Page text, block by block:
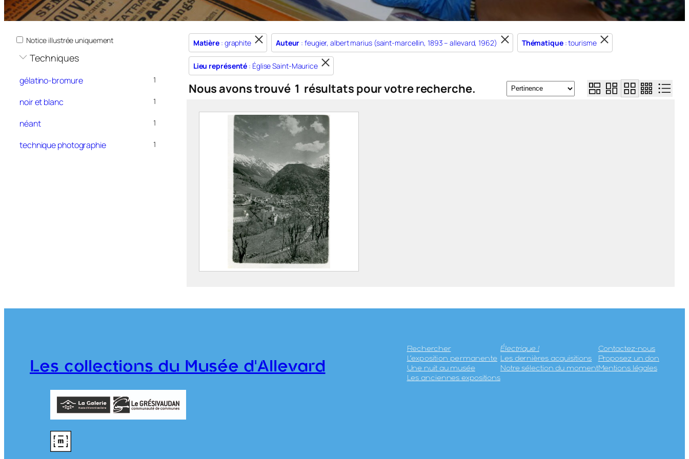
Notice illustrée uniquement
Techniques
gélatino-bromure 1
noir et blanc 1
néant 1
technique photographie 1
Matière : graphite Auteur : feugier, albert marius (saint-marcellin, 1893 – allevard, 1962) Thématique: tourisme
Lieu représenté : Église Saint-Maurice
Nous avons trouvé 1 résultats pour votre recherche.
Le village de Pinsot
Marcellin, 1893 – Allevard,
Les collections du Musée d'Allevard
Rechercher
L’exposition permanente
Une nuit au musée
Les anciennes expositions
Électrique !
Les dernières acquisitions
Notre sélection du moment
Contactez-nous
Proposez un don
Mentions légales